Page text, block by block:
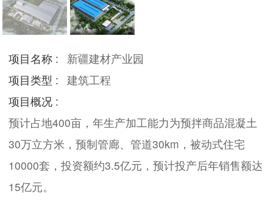
项目名称 :
新疆建材产业园
项目类型 : 建筑工程
项目概况 :
预计占地400亩，年生产加工能力为预拌商品混凝土
30万立方米，预制管廊、管道30km，被动式住宅
10000套，投资额约3.5亿元，预计投产后年销售额达
15亿元。